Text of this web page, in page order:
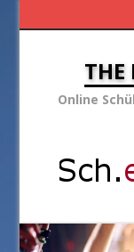
THE
Online